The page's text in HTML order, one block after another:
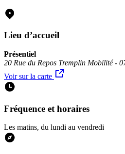
Lieu d’accueil
Présentiel
20 Rue du Repos Tremplin Mobilité -
Voir sur la carte
Fréquence et horaires
Les matins, du lundi au vendredi